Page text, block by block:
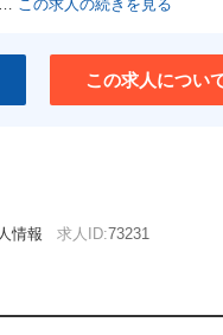
… この求人の続きを見る
この求人につい
情報 求人ID:73231